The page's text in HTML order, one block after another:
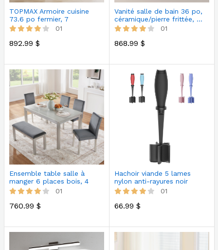
TOPMAX Armoire cuisine
73.6 po fermier, 7
tablettes, b…
01
892.99 $
Vanité salle de bain 36 po,
céramique/pierre frittée, …
01
868.99 $
Ensemble table salle à
manger 6 places bois, 4
chaises…
01
760.99 $
Hachoir viande 5 lames
nylon anti-rayures noir
01
66.99 $